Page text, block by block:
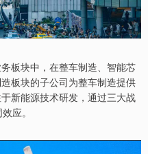
板块中，在整车制造、智能芯
板块的子公司为整车制造提供
新能源技术研发，通过三大战
应。